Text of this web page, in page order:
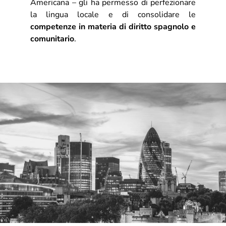
Americana – gli ha permesso di perfezionare
la lingua locale e di consolidare le
competenze in materia di diritto spagnolo e
comunitario.